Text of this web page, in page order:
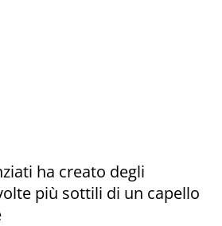
ha creato degli
più sottili di un capello